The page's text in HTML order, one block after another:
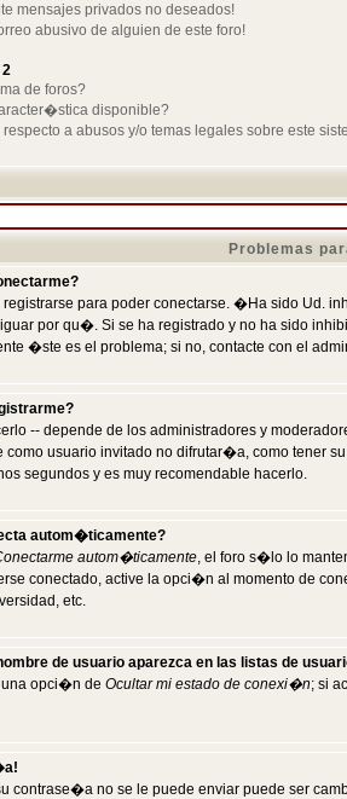
mensajes privados no deseados!
abusivo de alguien de este foro!
de foros?
disponible?
a abusos y/o temas legales sobre este
Problemas
registrarse para poder conectarse. �Ha sido Ud.
por qu�. Si se ha registrado y no ha sido
�ste es el problema; si no, contacte con el
-- depende de los administradores y
como usuario invitado no difrutar�a, como tener
segundos y es muy recomendable hacerlo.
autom�ticamente?
autom�ticamente, el foro s�lo lo
conectado, active la opci�n al momento de
etc.
de usuario aparezca en las listas de
opci�n de Ocultar mi estado de conexi�n; si
contrase�a no se le puede enviar puede ser